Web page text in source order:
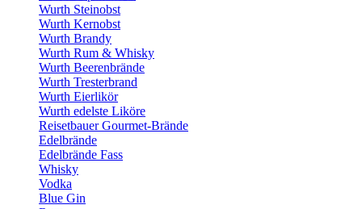
Wurth Steinobst
Wurth Kernobst
Wurth Brandy
Wurth Rum & Whisky
Wurth Beerenbrände
Wurth Tresterbrand
Wurth Eierlikör
Wurth edelste Liköre
Reisetbauer Gourmet-Brände
Edelbrände
Edelbrände Fass
Whisky
Vodka
Blue Gin